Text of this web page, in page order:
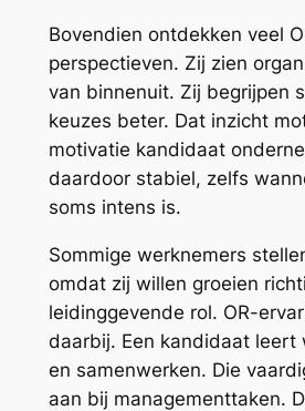
Bovendien ontdekken veel
perspectieven. Zij zien
van binnenuit. Zij begrijpen
keuzes beter. Dat inzicht
motivatie kandidaat
daardoor stabiel, zelfs
soms intens is.
Sommige werknemers
omdat zij willen groeien
leidinggevende rol. OR-
daarbij. Een kandidaat leert
en samenwerken. Die
aan bij managementtaken.